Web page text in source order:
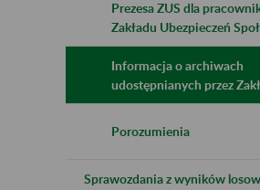
Prezesa ZUS dla
Zakładu Ubezpieczeń
Informacja o archiwach
udostępnianych przez
Porozumienia
Sprawozdania z wyników